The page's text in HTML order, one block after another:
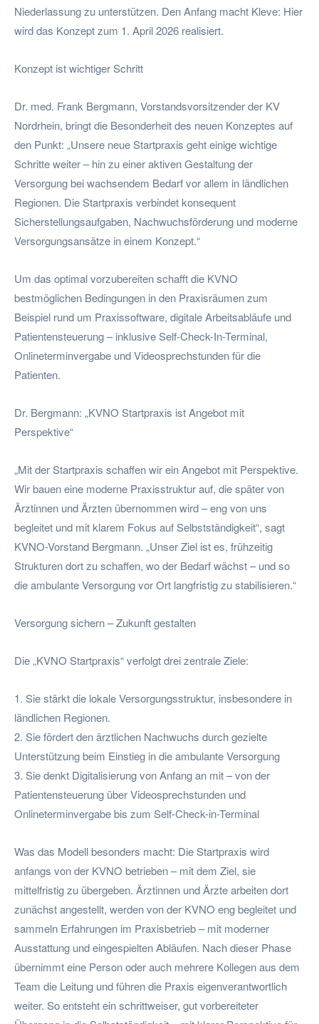
Niederlassung zu unterstützen. Den Anfang macht Kleve: Hier
wird das Konzept zum 1. April 2026 realisiert.
Konzept ist wichtiger Schritt
Dr. med. Frank Bergmann, Vorstandsvorsitzender der KV
Nordrhein, bringt die Besonderheit des neuen Konzeptes auf
den Punkt: „Unsere neue Startpraxis geht einige wichtige
Schritte weiter – hin zu einer aktiven Gestaltung der
Versorgung bei wachsendem Bedarf vor allem in ländlichen
Regionen. Die Startpraxis verbindet konsequent
Sicherstellungsaufgaben, Nachwuchsförderung und moderne
Versorgungsansätze in einem Konzept.“
Um das optimal vorzubereiten schafft die KVNO
bestmöglichen Bedingungen in den Praxisräumen zum
Beispiel rund um Praxissoftware, digitale Arbeitsabläufe und
Patientensteuerung – inklusive Self-Check-In-Terminal,
Onlineterminvergabe und Videosprechstunden für die
Patienten.
Dr. Bergmann: „KVNO Startpraxis ist Angebot mit
Perspektive“
„Mit der Startpraxis schaffen wir ein Angebot mit Perspektive.
Wir bauen eine moderne Praxisstruktur auf, die später von
Ärztinnen und Ärzten übernommen wird – eng von uns
begleitet und mit klarem Fokus auf Selbstständigkeit“, sagt
KVNO-Vorstand Bergmann. „Unser Ziel ist es, frühzeitig
Strukturen dort zu schaffen, wo der Bedarf wächst – und so
die ambulante Versorgung vor Ort langfristig zu stabilisieren.“
Versorgung sichern – Zukunft gestalten
Die „KVNO Startpraxis“ verfolgt drei zentrale Ziele:
1. Sie stärkt die lokale Versorgungsstruktur, insbesondere in
ländlichen Regionen.
2. Sie fördert den ärztlichen Nachwuchs durch gezielte
Unterstützung beim Einstieg in die ambulante Versorgung
3. Sie denkt Digitalisierung von Anfang an mit – von der
Patientensteuerung über Videosprechstunden und
Onlineterminvergabe bis zum Self-Check-in-Terminal
Was das Modell besonders macht: Die Startpraxis wird
anfangs von der KVNO betrieben – mit dem Ziel, sie
mittelfristig zu übergeben. Ärztinnen und Ärzte arbeiten dort
zunächst angestellt, werden von der KVNO eng begleitet und
sammeln Erfahrungen im Praxisbetrieb – mit moderner
Ausstattung und eingespielten Abläufen. Nach dieser Phase
übernimmt eine Person oder auch mehrere Kollegen aus dem
Team die Leitung und führen die Praxis eigenverantwortlich
weiter. So entsteht ein schrittweiser, gut vorbereiteter